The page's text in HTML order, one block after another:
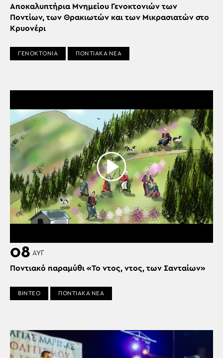
Αποκαλυπτήρια Μνημείου Γενοκτονιών των
Ποντίων, των Θρακιωτών και των Μικρασιατών στο
Κρυονέρι
ΓΕΝΟΚΤΟΝΙΑ ΠΟΝΤΙΑΚΑ ΝΕΑ
08 ΑΥΓ
Ποντιακό παραμύθι «Το ντος, ντος, των Σανταίων»
ΒΙΝΤΕΟ ΠΟΝΤΙΑΚΑ ΝΕΑ